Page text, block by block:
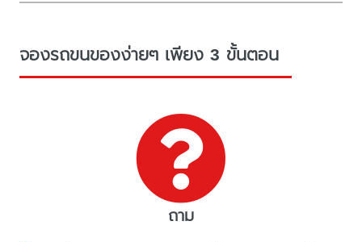
จองรถขนของง่ายๆ เพียง 3 ขั้นตอน
ถาม